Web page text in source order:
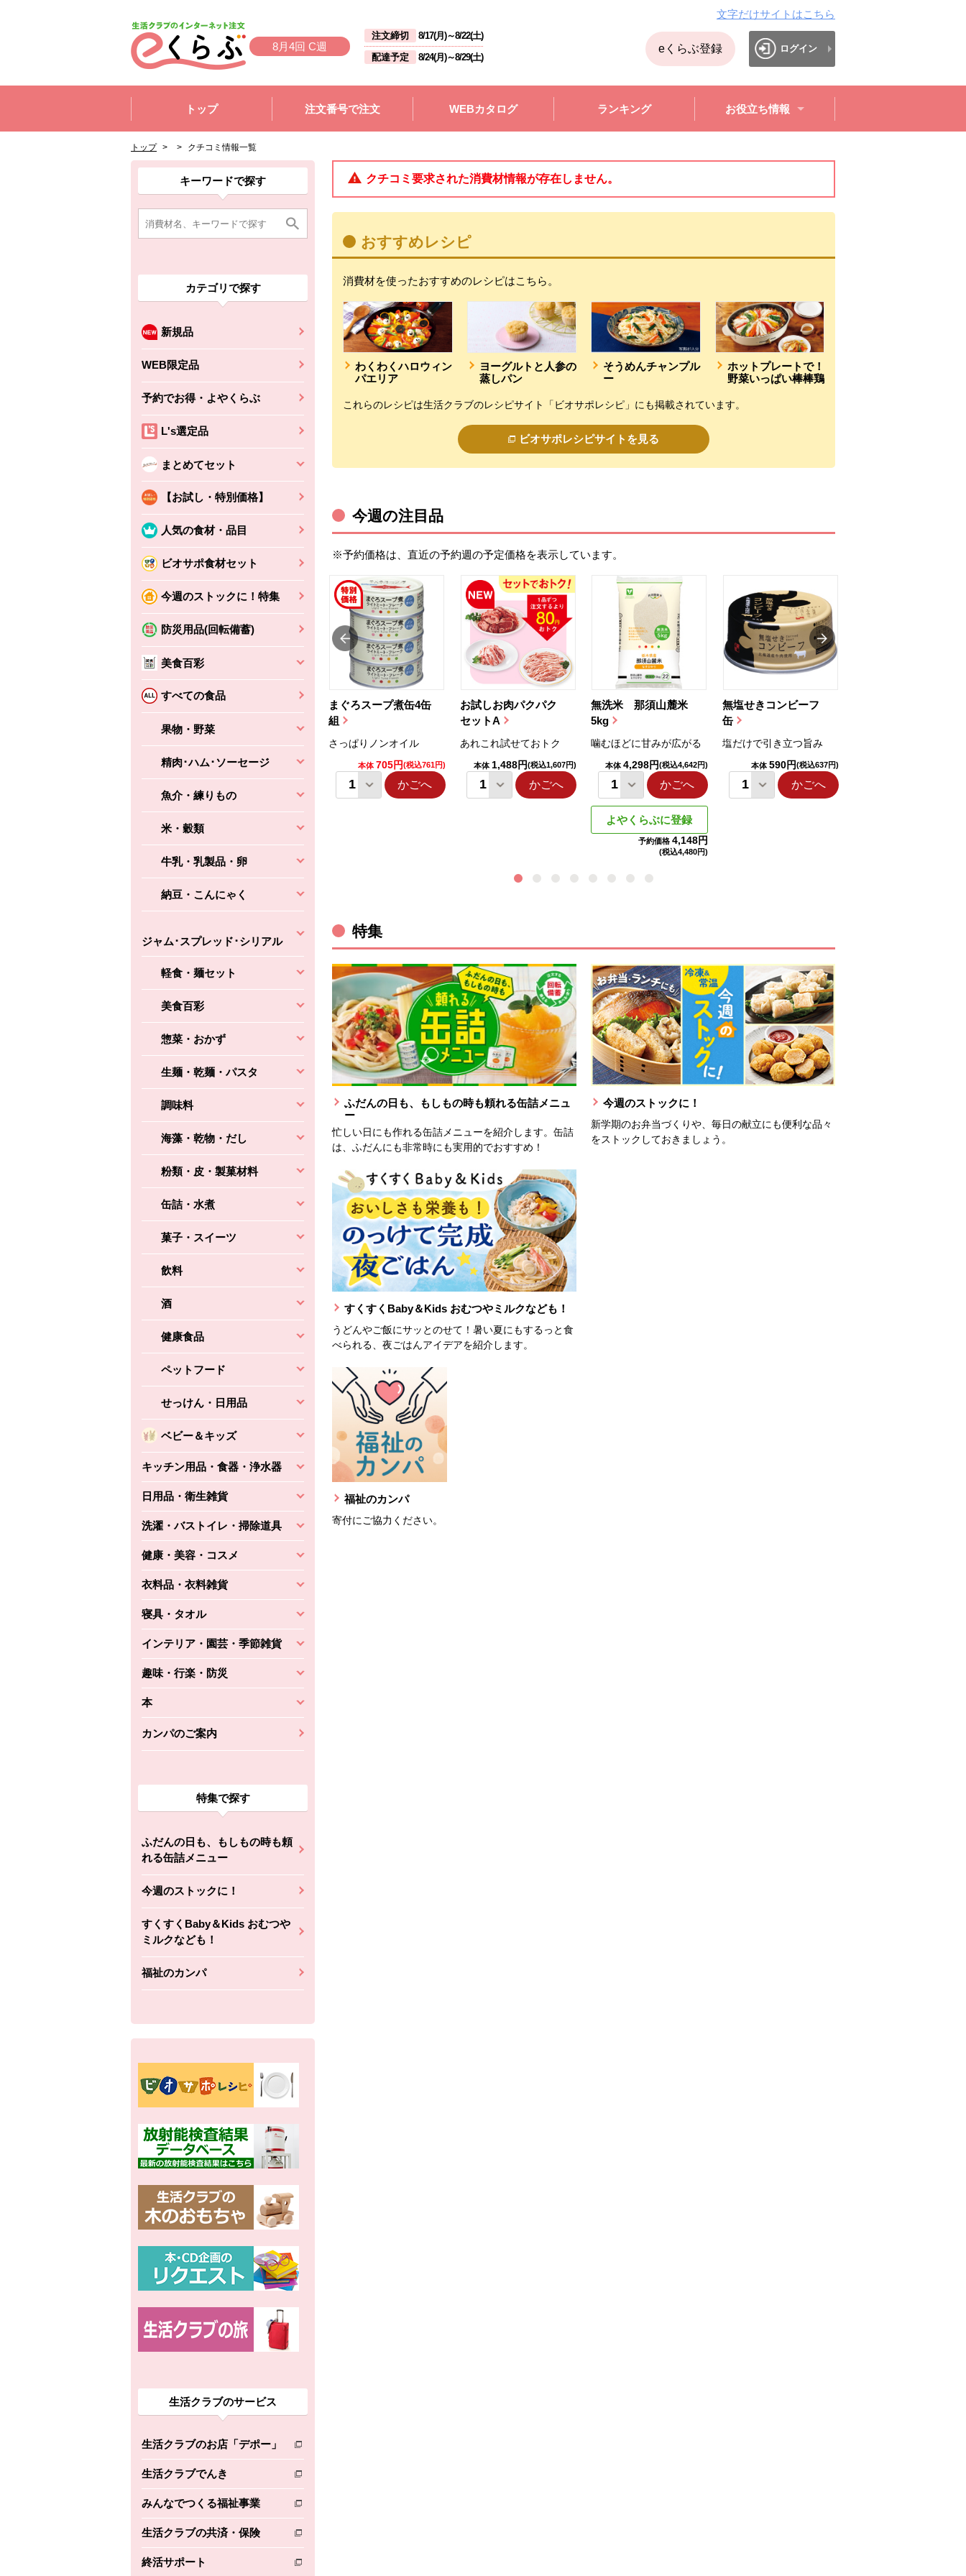
8月4回 C週
注文締切 8/17(月)～8/22(土)
配達予定
8/24(月)～8/29(土)
文字だけサイトはこちら
eくらぶ登録 ログイン
トップ
注文番号で注文 WEBカタログ ランキング お役立ち情報
トップ > > クチコミ情報一覧
ここから消費材検索メニューです。
キーワードで探す
カテゴリで探す
新規品
WEB限定品
予約でお得・よやくらぶ
L's選定品
まとめてセット
【お試し・特別価格】
人気の食材・品目
ビオサポ食材セット
今週のストックに！特集
防災用品(回転備蓄)
美食百彩
すべての食品
果物・野菜
精肉･ハム･ソーセージ
魚介・練りもの
米・穀類
牛乳・乳製品・卵
納豆・こんにゃく
ジャム･スプレッド･シリアル
軽食・麺セット
美食百彩
惣菜・おかず
生麺・乾麺・パスタ
調味料
海藻・乾物・だし
粉類・皮・製菓材料
缶詰・水煮
菓子・スイーツ
飲料
酒
健康食品
ペットフード
せっけん・日用品
ベビー＆キッズ
キッチン用品・食器・浄水器
日用品・衛生雑貨
洗濯・バストイレ・掃除道具
健康・美容・コスメ
衣料品・衣料雑貨
寝具・タオル
インテリア・園芸・季節雑貨
趣味・行楽・防災
本
カンパのご案内
特集で探す
ふだんの日も、もしもの時も頼
れる缶詰メニュー
今週のストックに！
すくすくBaby＆Kids おむつや
ミルクなども！
福祉のカンパ
消費材検索メニューここまで。
ここから本文です。
ここから組合員向けメニューです。
生活クラブのサービス
生活クラブのお店「デポー」
別のウィンドウで開きます。
生活クラブでんき
別のウィンドウで開きます。
みんなでつくる福祉事業
別のウィンドウで開きます。
生活クラブの共済・保険
別のウィンドウで開きます。
終活サポート
別のウィンドウで開きます。
組合員向けメニューここまで。
ここから本文です。
クチコミ要求された消費材情報が存在しません。
おすすめレシピ
消費材を使ったおすすめのレシピはこちら。
わくわくハロウィン
パエリア
ヨーグルトと人参の
蒸しパン
そうめんチャンプル
ー
ホットプレートで！
野菜いっぱい棒棒鶏
これらのレシピは生活クラブのレシピサイト「ビオサポレシピ」にも掲載されています。
ビオサポレシピサイトを見る
今週の注目品
※予約価格は、直近の予約週の予定価格を表示しています。
まぐろスープ煮缶4缶
組
さっぱりノンオイル
本体 705円(税込761円)
かごへ
お試しお肉パクパク
セットA
あれこれ試せておトク
本体 1,488円(税込1,607円)
かごへ
無洗米 那須山麓米
5kg
噛むほどに甘みが広がる
本体 4,298円(税込4,642円)
かごへ
よやくらぶに登録
予約価格 4,148円
(税込4,480円)
無塩せきコンビーフ
缶
塩だけで引き立つ旨み
本体 590円(税込637円)
かごへ
ちょこっと揚げ（香
えびの風味がぶわっ！
(税込356円)
バルサミコ
コク深くフルーティー
2,160円
特集
ふだんの日も、もしもの時も頼れる缶詰メニュ
ー
忙しい日にも作れる缶詰メニューを紹介します。缶詰
は、ふだんにも非常時にも実用的でおすすめ！
今週のストックに！
新学期のお弁当づくりや、毎日の献立にも便利な品々
をストックしておきましょう。
すくすくBaby＆Kids おむつやミルクなども！
うどんやご飯にサッとのせて！暑い夏にもするっと食
べられる、夜ごはんアイデアを紹介します。
福祉のカンパ
寄付にご協力ください。